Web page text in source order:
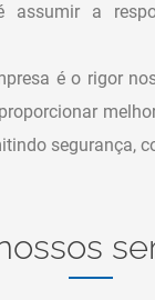
assumir a
é o rigor
segurança,